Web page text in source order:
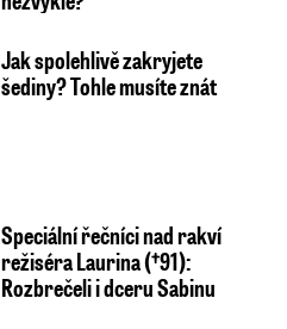
Jak spolehlivě zakryjete
šediny? Tohle musíte znát
Speciální řečníci nad rakví
režiséra Laurina (†91):
Rozbrečeli i dceru Sabinu